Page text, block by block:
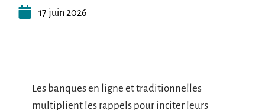
17 juin 2026
Les banques en ligne et traditionnelles
multiplient les rappels pour inciter leurs